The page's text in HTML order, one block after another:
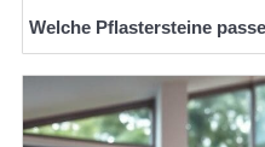
Welche Pflastersteine